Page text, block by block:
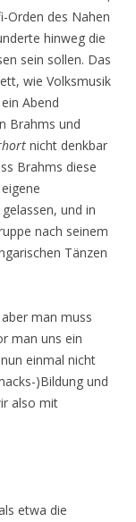
Orden des Nahen
hinweg die
sein sollen. Das
wie Volksmusik
Abend
Brahms und
nicht denkbar
Brahms diese
und in
nach seinem
Tänzen
man muss
man uns ein
einmal nicht
)Bildung und
also mit
etwa die